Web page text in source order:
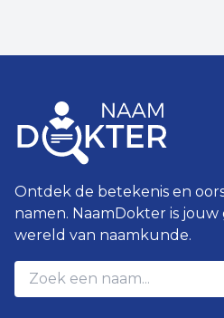
Ontdek de betekenis en
namen. NaamDokter is jouw
wereld van naamkunde.